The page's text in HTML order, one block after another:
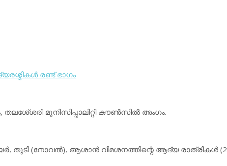
രണ്ട് ഭാഗം
മുനിസിപ്പാലിറ്റി കൗണ്‍സില്‍ അംഗം.
തുടി (നോവല്‍), ആശാന്‍ വിമശനത്തിന്റെ ആദ്യ രാത്രികള്‍ (2